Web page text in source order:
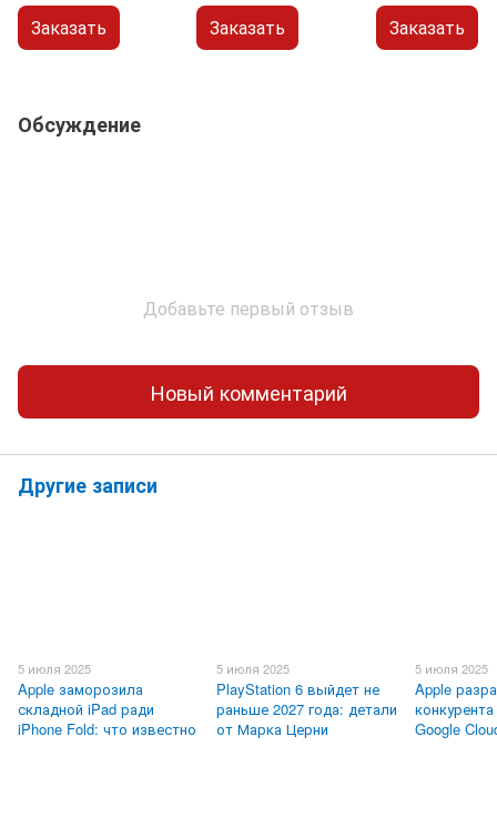
Заказать Заказать Заказать
Обсуждение
Добавьте первый отзыв
Новый комментарий
Другие записи
5 июля 2025
Apple заморозила
складной iPad ради
iPhone Fold: что известно
5 июля 2025
PlayStation 6 выйдет не
раньше 2027 года: детали
от Марка Церни
5 июля 2025
Apple
Google